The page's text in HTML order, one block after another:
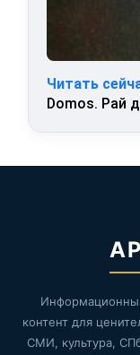
Читать
Domos. Рай
контент для
СМИ, культура,